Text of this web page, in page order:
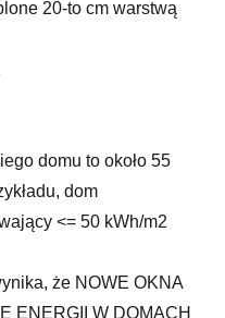
20-to cm warstwą
domu to około 55
dom
<= 50 kWh/m2
że NOWE OKNA
ENERGII W DOMACH